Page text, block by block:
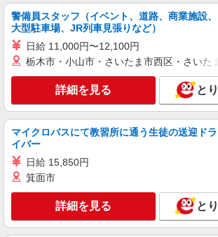
看護スタッフ
時給2400円〜3000円 ＜
通費全支給(ガソリン代含む)＞
船橋市
キープ 詳
派遣社員
株式会社kotrio /●SW-H2-2024167
≪西船橋駅≫年齢不問！０
通費全支給(ガソリン代含む)＞
船橋市
警備員スタッフ（イベント、道路、商業施設、
大型駐車場、JR列車見張りなど）
日給 11,000円〜12,100円
栃木市・小山市・さいたま市西区・さいた
詳細を見る と
マイクロバスにて教習所に通う生徒の送迎ドラ
イバー
日給 15,850円
箕面市
詳細を見る と